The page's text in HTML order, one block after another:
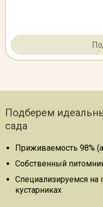
Подберем
сада
Приживаемость 98%
Собственный
Специализируемся на
кустарниках